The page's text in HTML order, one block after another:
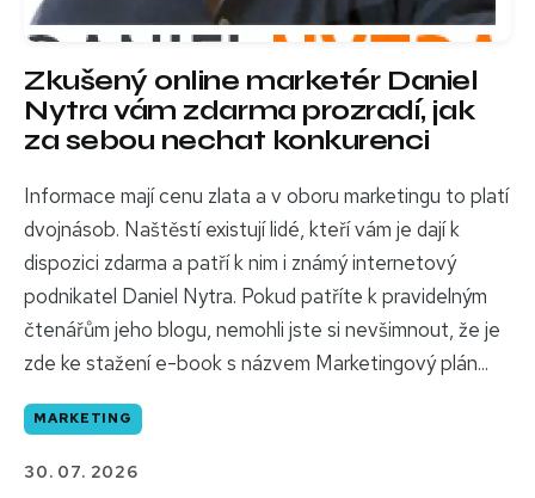
Zkušený online marketér Daniel
Nytra vám zdarma prozradí, jak
za sebou nechat konkurenci
Informace mají cenu zlata a v oboru marketingu to platí
dvojnásob. Naštěstí existují lidé, kteří vám je dají k
dispozici zdarma a patří k nim i známý internetový
podnikatel Daniel Nytra. Pokud patříte k pravidelným
čtenářům jeho blogu, nemohli jste si nevšimnout, že je
zde ke stažení e-book s názvem Marketingový plán...
MARKETING
30. 07. 2026